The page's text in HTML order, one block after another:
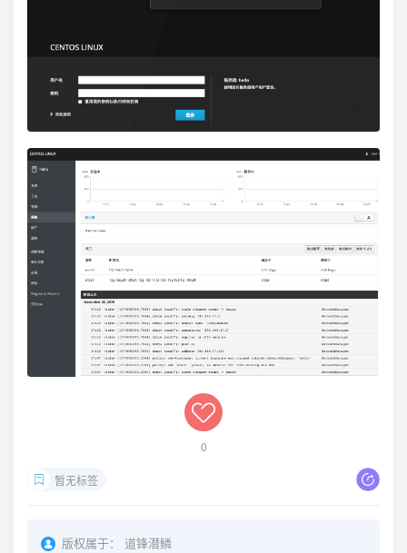
0
暂无标签
版权属于：
道锋潜鳞